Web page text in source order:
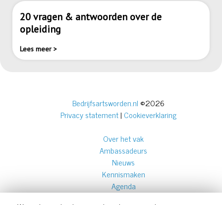
20 vragen & antwoorden over de
opleiding
Lees meer >
Bedrijfsartsworden.nl ©2026
Privacy statement| Cookieverklaring
Over het vak
Ambassadeurs
Nieuws
Kennismaken
Agenda